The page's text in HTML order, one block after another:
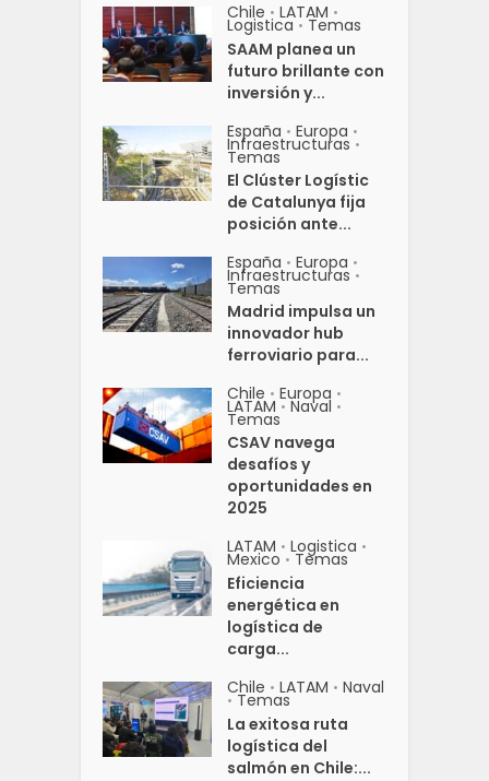
Chile • LATAM •
Logistica • Temas
SAAM planea un
futuro brillante con
inversión y...
España • Europa •
Infraestructuras •
Temas
El Clúster Logístic
de Catalunya fija
posición ante...
España • Europa •
Infraestructuras •
Temas
Madrid impulsa un
innovador hub
ferroviario para...
Chile • Europa •
LATAM • Naval •
Temas
CSAV navega
desafíos y
oportunidades en
2025
LATAM • Logistica •
Mexico • Temas
Eficiencia
energética en
logística de
carga...
Chile • LATAM • Naval
• Temas
La exitosa ruta
logística del
salmón en Chile:...